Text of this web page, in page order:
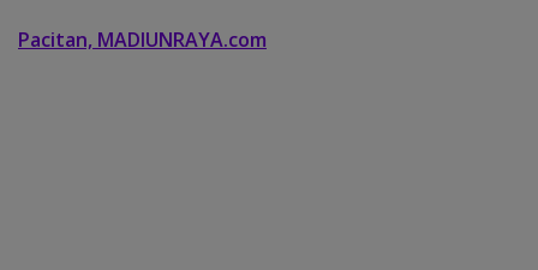
Pacitan, MADIUNRAYA.com